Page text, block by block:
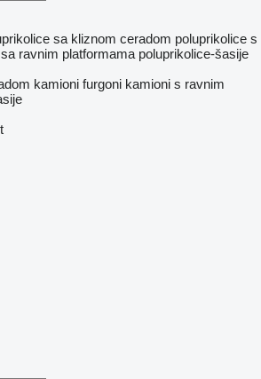
sa kliznom ceradom poluprikolice s
ravnim platformama poluprikolice-šasije
kamioni furgoni kamioni s ravnim